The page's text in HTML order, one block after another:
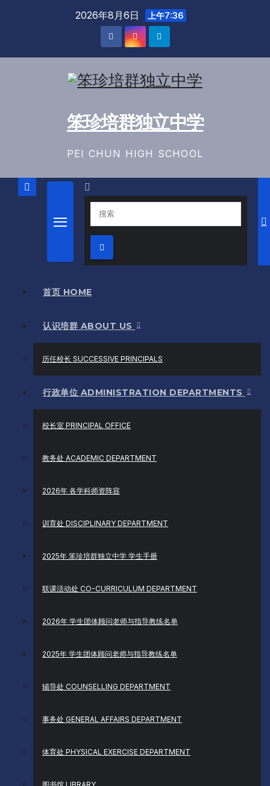
2026年8月6日 上午7:36
笨珍培群独立中学
PEI CHUN HIGH SCHOOL
首页 HOME
认识培群 ABOUT US
历任校长 SUCCESSIVE PRINCIPALS
行政单位 ADMINISTRATION DEPARTMENTS
校长室 PRINCIPAL OFFICE
教务处 ACADEMIC DEPARTMENT
2026年 各学科师资阵容
训育处 DISCIPLINARY DEPARTMENT
2025年 笨珍培群独立中学 学生手册
联课活动处 CO-CURRICULUM DEPARTMENT
2026年 学生团体顾问老师与指导教练名单
2025年 学生团体顾问老师与指导教练名单
辅导处 COUNSELLING DEPARTMENT
事务处 GENERAL AFFAIRS DEPARTMENT
体育处 PHYSICAL EXERCISE DEPARTMENT